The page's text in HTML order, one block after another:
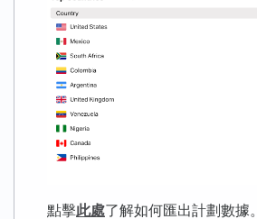
點擊此處了解如何匯出計劃數據。